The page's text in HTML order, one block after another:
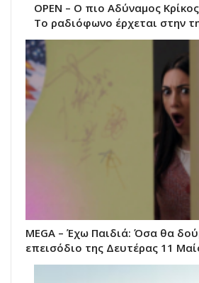
OPEN – Ο πιο Αδύναμος
Το ραδιόφωνο έρχεται στην
MEGA – Έχω Παιδιά: Όσα θα
επεισόδιο της Δευτέρας 11